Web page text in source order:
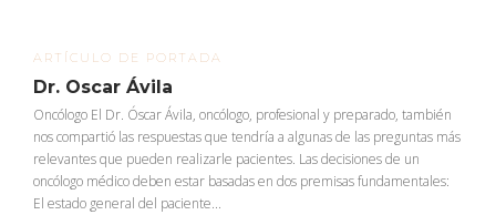
ARTÍCULO DE PORTADA
Dr. Oscar Ávila
Oncólogo El Dr. Óscar Ávila, oncólogo, profesional y preparado, también
nos compartió las respuestas que tendría a algunas de las preguntas más
relevantes que pueden realizarle pacientes. Las decisiones de un
oncólogo médico deben estar basadas en dos premisas fundamentales:
El estado general del paciente...